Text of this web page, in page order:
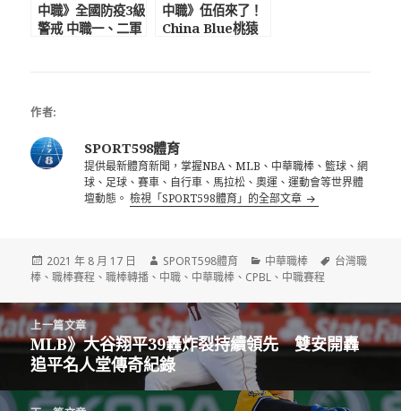
中職》全國防疫3級
警戒 中職一、二軍
中職》伍佰來了！
China Blue桃猿
作者:
SPORT598體育
提供最新體育新聞，掌握NBA、MLB、中華職棒、籃球、網
球、足球、賽車、自行車、馬拉松、奧運、運動會等世界體
壇動態。檢視「SPORT598體育」的全部文章
發
佈
期:
2021 年 8 月 17 日
作
者
SPORT598體育
分
類
中華職棒
標
台灣職
棒 、職棒賽程 、職棒轉播 、 中職 、 中華職棒 、 CPBL 、 中職賽程
文
章
上一篇文章
上
一
篇
MLB》大谷翔平39轟炸裂持續領先 雙安開轟
追平名人堂傳奇紀錄